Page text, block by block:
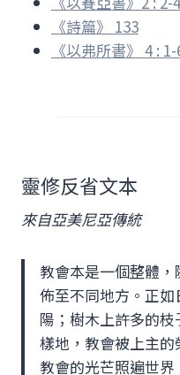
《詩篇》 133
《以弗所書》 4 :
靈修反省文本
來自亞美尼亞傳統
教會本是一個整體
佈至不同地方。正
陽；樹木上許多的
樣地，教會被上主
教會的光芒照遍世